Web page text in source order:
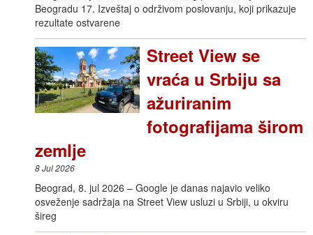
Beogradu 17. Izveštaj o održivom poslovanju, koji prikazuje
rezultate ostvarene
Street View se
vraća u Srbiju sa
ažuriranim
fotografijama širom
zemlje
8 Jul 2026
Beograd, 8. jul 2026 – Google je danas najavio veliko
osveženje sadržaja na Street View usluzi u Srbiji, u okviru
šireg